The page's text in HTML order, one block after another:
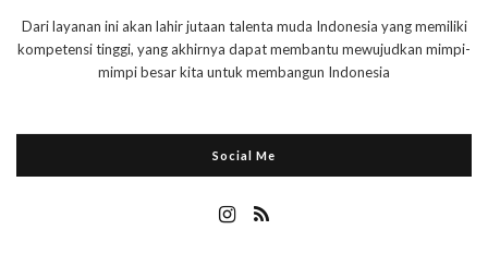
Dari layanan ini akan lahir jutaan talenta muda Indonesia yang memiliki
kompetensi tinggi, yang akhirnya dapat membantu mewujudkan mimpi-
mimpi besar kita untuk membangun Indonesia
Social Me